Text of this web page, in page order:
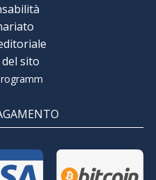
sito